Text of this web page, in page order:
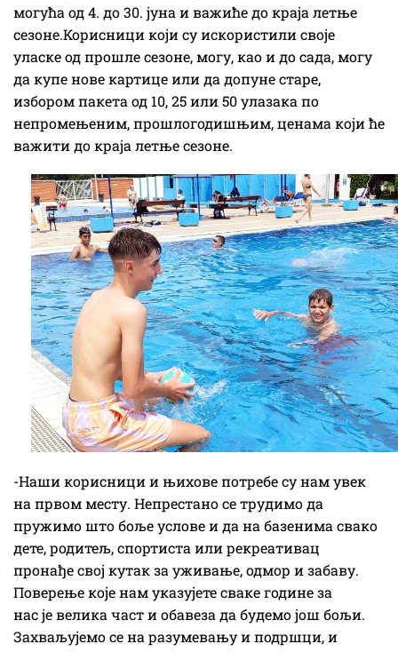
могућа од 4. до 30. јуна и важиће до краја летње
сезоне.Корисници који су искористили своје
уласке од прошле сезоне, могу, као и до сада, могу
да купе нове картице или да допуне старе,
избором пакета од 10, 25 или 50 улазака по
непромењеним, прошлогодишњим, ценама који ће
важити до краја летње сезоне.
-Наши корисници и њихове потребе су нам увек
на првом месту. Непрестано се трудимо да
пружимо што боље услове и да на базенима свако
дете, родитељ, спортиста или рекреативац
пронађе свој кутак за уживање, одмор и забаву.
Поверење које нам указујете сваке године за
нас је велика част и обавеза да будемо још бољи.
Захваљујемо се на разумевању и подршци, и